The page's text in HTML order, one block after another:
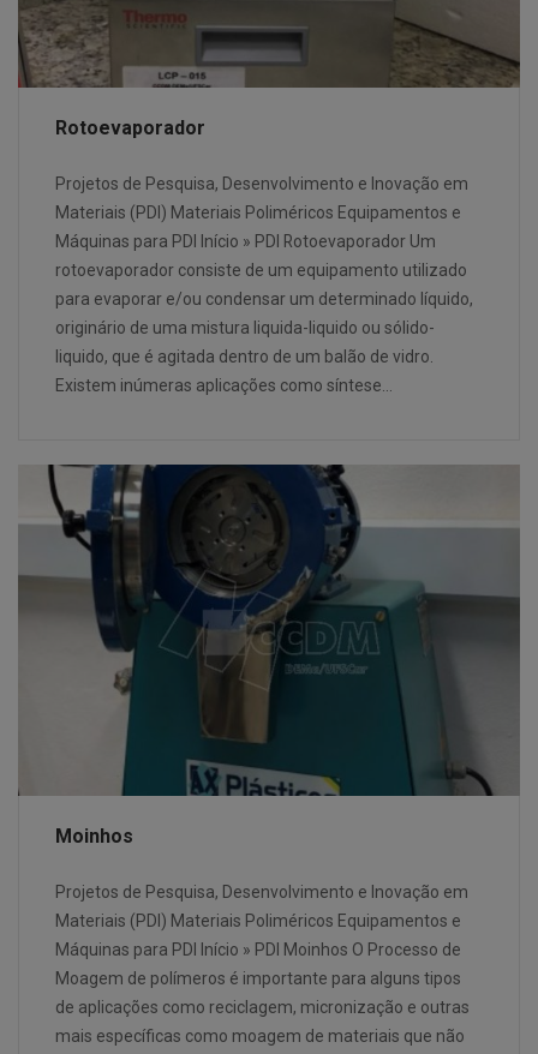
Rotoevaporador
Projetos de Pesquisa, Desenvolvimento e Inovação em
Materiais (PDI) Materiais Poliméricos Equipamentos e
Máquinas para PDI Início » PDI Rotoevaporador Um
rotoevaporador consiste de um equipamento utilizado
para evaporar e/ou condensar um determinado líquido,
originário de uma mistura liquida-liquido ou sólido-
liquido, que é agitada dentro de um balão de vidro.
Existem inúmeras aplicações como síntese…
Moinhos
Projetos de Pesquisa, Desenvolvimento e Inovação em
Materiais (PDI) Materiais Poliméricos Equipamentos e
Máquinas para PDI Início » PDI Moinhos O Processo de
Moagem de polímeros é importante para alguns tipos
de aplicações como reciclagem, micronização e outras
mais específicas como moagem de materiais que não